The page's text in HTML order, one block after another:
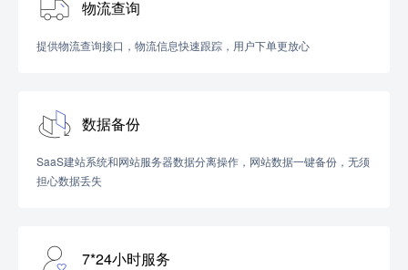
物流查询
提供物流查询接口，物流信息快速跟踪，用户下单更放心
数据备份
SaaS建站系统和网站服务器数据分离操作，网站数据一键备份，无须
担心数据丢失
7*24小时服务